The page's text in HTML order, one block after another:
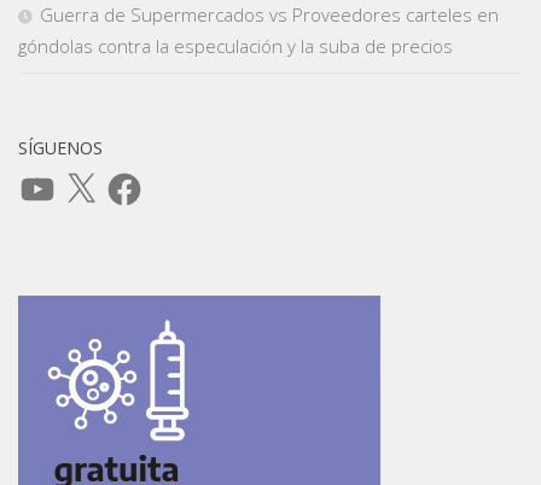
Guerra de Supermercados vs Proveedores carteles en
góndolas contra la especulación y la suba de precios
SÍGUENOS
YouTube
X Facebook